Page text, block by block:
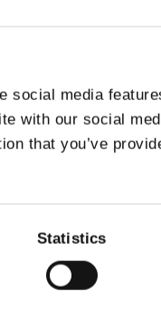
social media
with our social
that you’ve
Statistics
una vida sana en la
la Fundación
un ambiente lúdico y